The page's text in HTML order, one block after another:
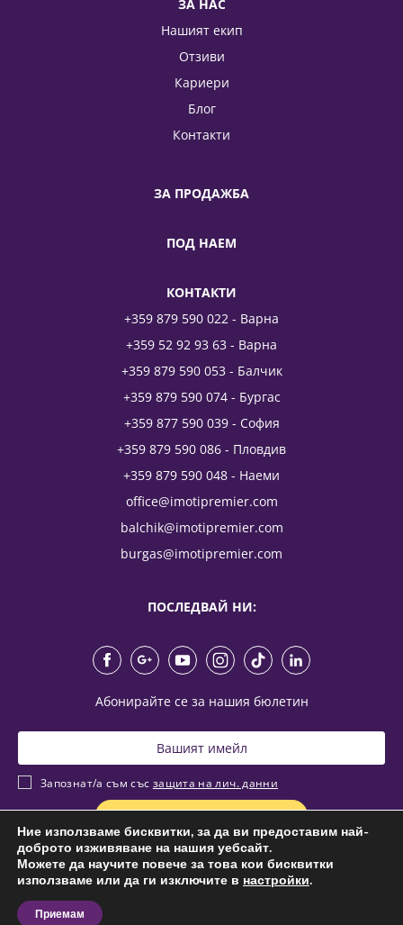
ЗА НАС
Нашият екип
Отзиви
Кариери
Блог
Контакти
ЗА ПРОДАЖБА
ПОД НАЕМ
КОНТАКТИ
+359 879 590 022 - Варна
+359 52 92 93 63 - Варна
+359 879 590 053 - Балчик
+359 879 590 074 - Бургас
+359 877 590 039 - София
+359 879 590 086 - Пловдив
+359 879 590 048 - Наеми
office@imotipremier.com
balchik@imotipremier.com
burgas@imotipremier.com
ПОСЛЕДВАЙ НИ:
Абонирайте се за нашия бюлетин
Запознат/а съм със защита на лич. данни
© 2026 Имоти Премиер,All rights reserved.
Общи условия
Ние използваме бисквитки, за да ви предоставим най-
доброто изживяване на нашия уебсайт.
Можете да научите повече за това кои бисквитки
използваме или да ги изключите в настройки.
Приемам